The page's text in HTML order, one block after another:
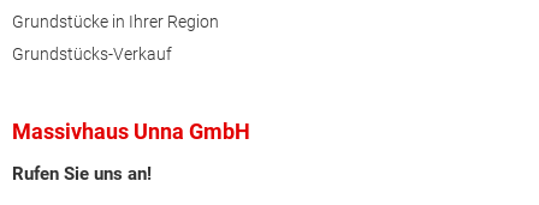
Grundstücke in Ihrer Region
Grundstücks-Verkauf
Massivhaus Unna GmbH
Rufen Sie uns an!